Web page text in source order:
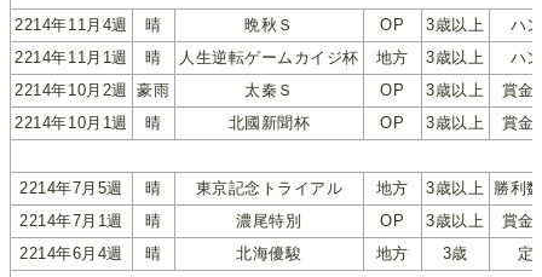
2214年11月4週 晴 晩秋Ｓ OP 3歳以上
ハ
2214年11月1週
晴 人生逆転ゲームカイジ杯 地方 3歳以上
ハ
2214年10月2週
豪雨 太秦Ｓ OP 3歳以上
賞金
2214年10月1週
晴 北國新聞杯 OP 3歳以上 賞金
2214年7月5週 晴 東京記念トライアル 地方 3歳以上 勝利
2214年7月1週
晴 濃尾特別 OP 3歳以上
賞金
2214年6月4週
晴 北海優駿 地方 3歳 定